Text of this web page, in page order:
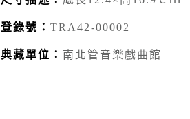
登錄號： TRA42-00002
典藏單位： 南北管音樂戲曲館